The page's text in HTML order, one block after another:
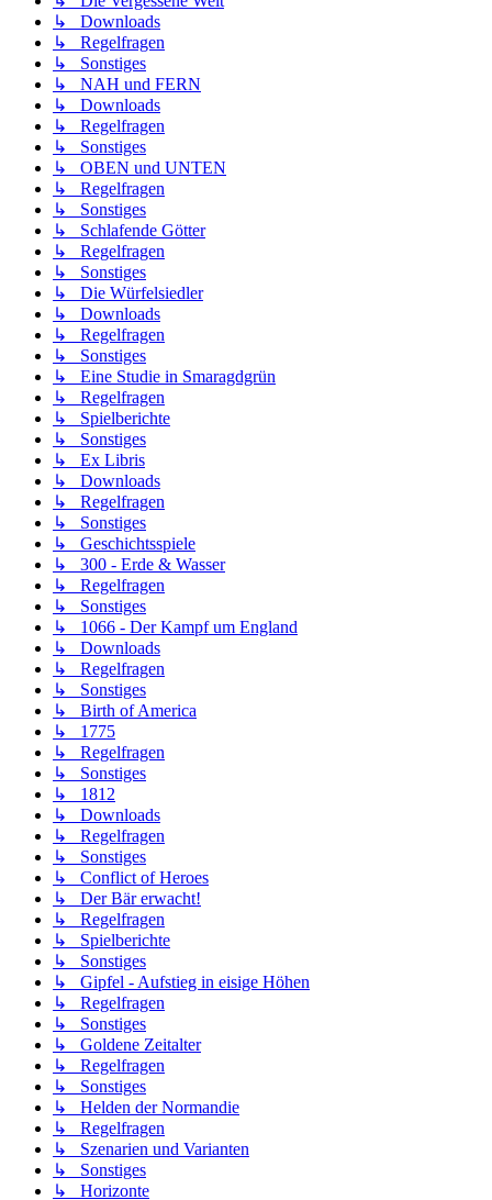
↳ Downloads
↳ Regelfragen
↳ Sonstiges
↳ NAH und FERN
↳ Downloads
↳ Regelfragen
↳ Sonstiges
↳ OBEN und UNTEN
↳ Regelfragen
↳ Sonstiges
↳ Schlafende Götter
↳ Regelfragen
↳ Sonstiges
↳ Die Würfelsiedler
↳ Downloads
↳ Regelfragen
↳ Sonstiges
↳ Eine Studie in Smaragdgrün
↳ Regelfragen
↳ Spielberichte
↳ Sonstiges
↳ Ex Libris
↳ Downloads
↳ Regelfragen
↳ Sonstiges
↳ Geschichtsspiele
↳ 300 - Erde & Wasser
↳ Regelfragen
↳ Sonstiges
↳ 1066 - Der Kampf um England
↳ Downloads
↳ Regelfragen
↳ Sonstiges
↳ Birth of America
↳ 1775
↳ Regelfragen
↳ Sonstiges
↳ 1812
↳ Downloads
↳ Regelfragen
↳ Sonstiges
↳ Conflict of Heroes
↳ Der Bär erwacht!
↳ Regelfragen
↳ Spielberichte
↳ Sonstiges
↳ Gipfel - Aufstieg in eisige Höhen
↳ Regelfragen
↳ Sonstiges
↳ Goldene Zeitalter
↳ Regelfragen
↳ Sonstiges
↳ Helden der Normandie
↳ Regelfragen
↳ Szenarien und Varianten
↳ Sonstiges
↳ Horizonte